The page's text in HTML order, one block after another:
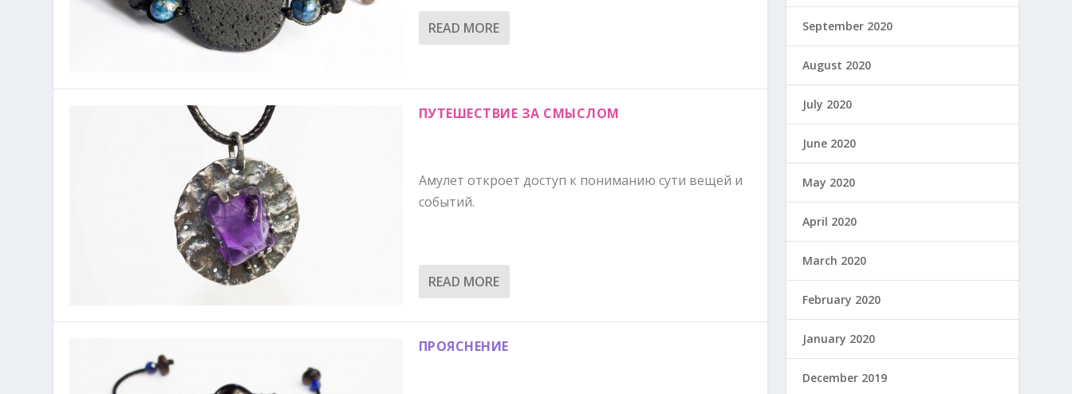
READ MORE
ПУТЕШЕСТВИЕ ЗА СМЫСЛОМ
Амулет откроет доступ к пониманию сути вещей и
событий.
READ MORE
ПРОЯСНЕНИЕ
September 2020
August 2020
July 2020
June 2020
May 2020
April 2020
March 2020
February 2020
January 2020
December 2019